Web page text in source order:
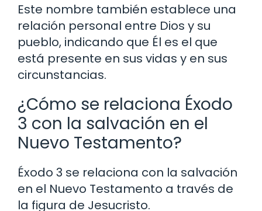
Este nombre también establece una
relación personal entre Dios y su
pueblo, indicando que Él es el que
está presente en sus vidas y en sus
circunstancias.
¿Cómo se relaciona Éxodo
3 con la salvación en el
Nuevo Testamento?
Éxodo 3 se relaciona con la salvación
en el Nuevo Testamento a través de
la figura de Jesucristo.